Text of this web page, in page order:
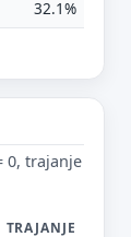
32.1%
0, trajanje
TRAJANJE